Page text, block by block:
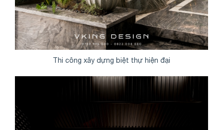
Thi công xây dựng biệt thự hiện đại